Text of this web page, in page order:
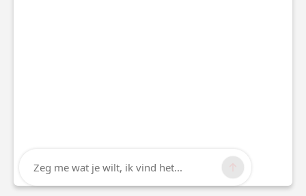
Zeg me wat je wilt, ik vind het...